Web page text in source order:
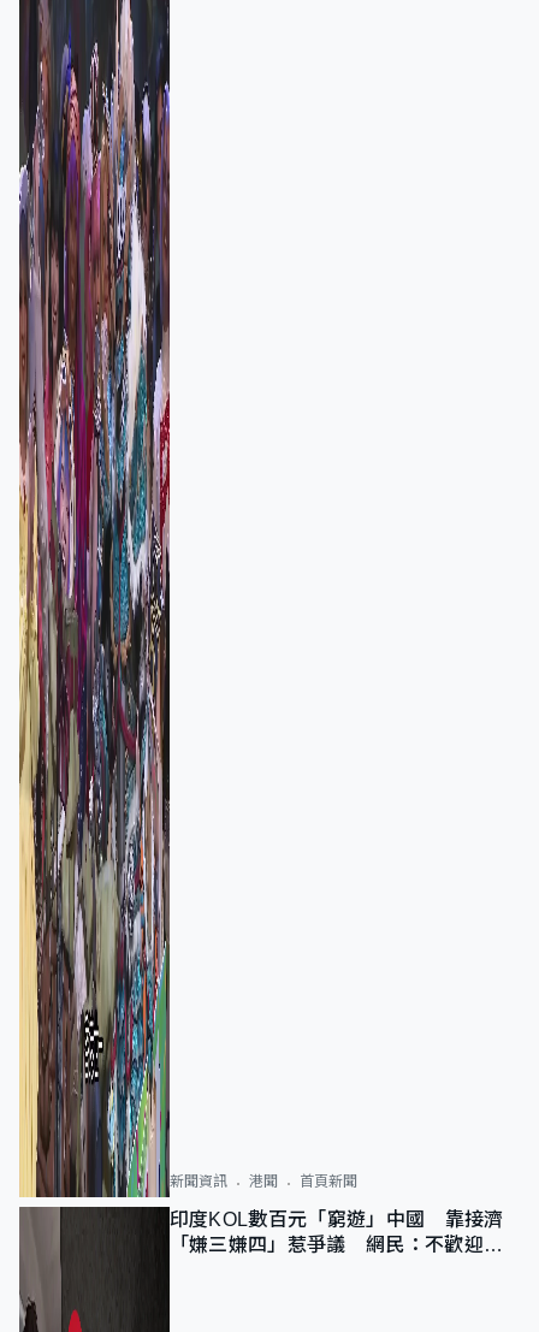
新聞資訊 港聞 首頁新聞
印度KOL數百元「窮遊」中國 靠接濟
「嫌三嫌四」惹爭議 網民：不歡迎劣